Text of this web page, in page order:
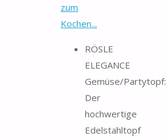
zum
Kochen...
RÖSLE
ELEGANCE
Gemüse/Partytopf:
Der
hochwertige
Edelstahltopf